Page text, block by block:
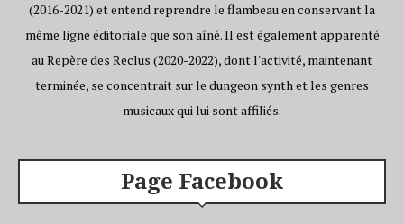
(2016-2021) et entend reprendre le flambeau en conservant la
même ligne éditoriale que son aîné. Il est également apparenté
au Repère des Reclus (2020-2022), dont l'activité, maintenant
terminée, se concentrait sur le dungeon synth et les genres
musicaux qui lui sont affiliés.
Page Facebook